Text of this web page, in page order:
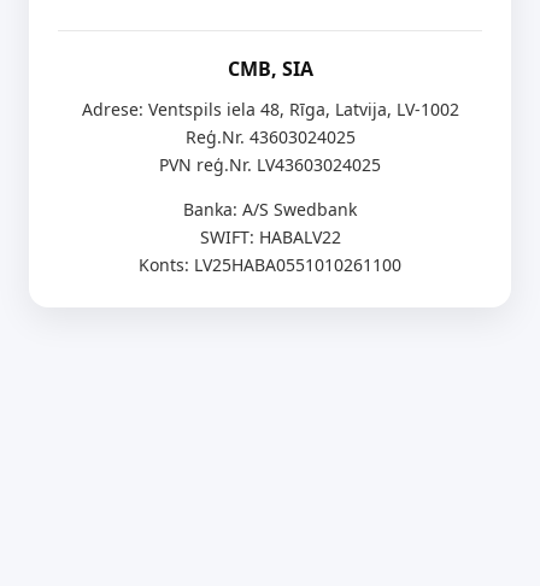
CMB, SIA
Adrese: Ventspils iela 48, Rīga, Latvija, LV-1002
Reģ.Nr. 43603024025
PVN reģ.Nr. LV43603024025
Banka: A/S Swedbank
SWIFT: HABALV22
Konts: LV25HABA0551010261100